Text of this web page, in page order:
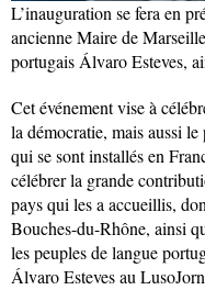
L’inauguration se fera en
ancienne Maire de
portugais Álvaro Esteves,
Cet événement vise à
la démocratie, mais aussi
qui se sont installés en
célébrer la grande
pays qui les a accueillis,
Bouches-du-Rhône, ainsi
les peuples de langue
Álvaro Esteves au